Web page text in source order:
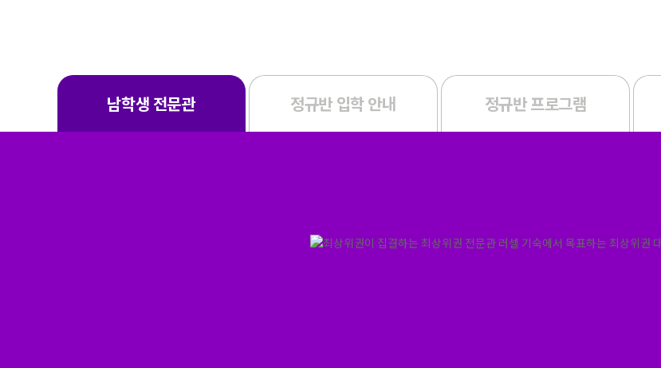
남학생 전문관 정규반 입학 안내 정규반 프로그램